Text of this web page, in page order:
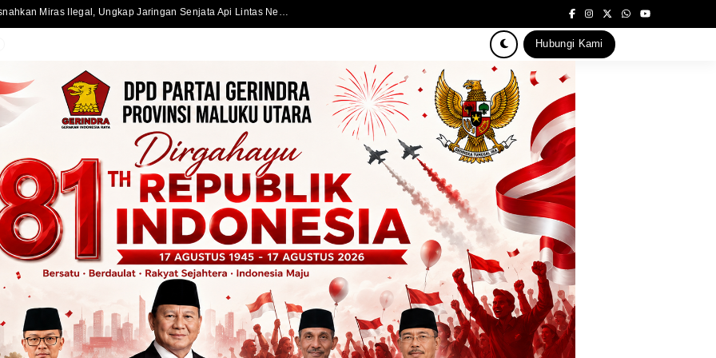
Satlantas Polres Halmahera Selatan Atur Lalu Lintas di SPBU Bacan, Arus Kendaraan Tetap Lancar
Hubungi Kami